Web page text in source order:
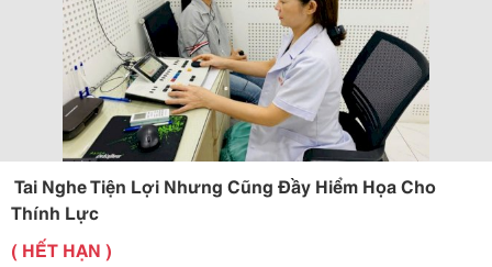
Tai Nghe Tiện Lợi Nhưng Cũng Đầy Hiểm Họa Cho
Thính Lực
( HẾT HẠN )